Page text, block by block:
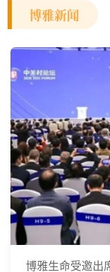
博雅新闻
博雅生命受邀出